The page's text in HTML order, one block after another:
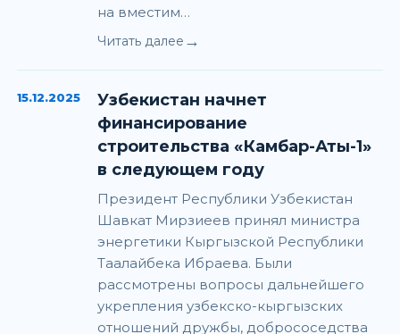
на вместим…
Читать далее →
15.12.2025
Узбекистан начнет
финансирование
строительства «Камбар-Аты-1»
в следующем году
Президент Республики Узбекистан
Шавкат Мирзиеев принял министра
энергетики Кыргызской Республики
Таалайбека Ибраева. Были
рассмотрены вопросы дальнейшего
укрепления узбекско-кыргызских
отношений дружбы, добрососедства